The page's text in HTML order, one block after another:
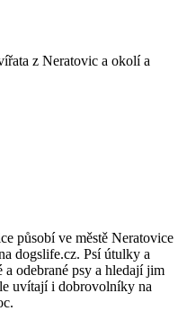
z Neratovic a okolí a
působí ve městě Neratovice
dogslife.cz. Psí útulky a
a odebrané psy a hledají jim
uvítají i dobrovolníky na